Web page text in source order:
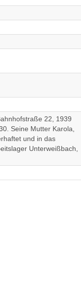
22, 1939
Seine Mutter Karola,
und in das
Unterweißbach,